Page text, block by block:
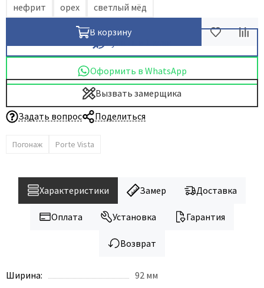
нефрит
орех светлый мёд
В корзину
Оформить в WhatsApp
Вызвать замерщика
Задать вопрос
Поделиться
Погонаж Porte Vista
Характеристики Замер Доставка
Оплата Установка Гарантия
Возврат
Ширина:
92 мм